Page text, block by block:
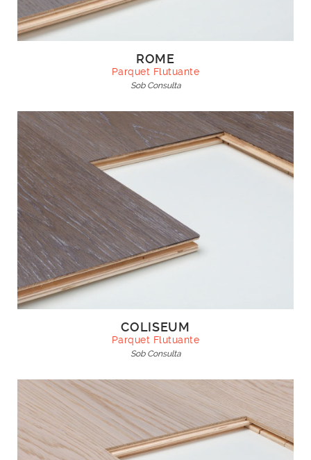
ROME
Parquet Flutuante
Sob Consulta
COLISEUM
Parquet Flutuante
Sob Consulta